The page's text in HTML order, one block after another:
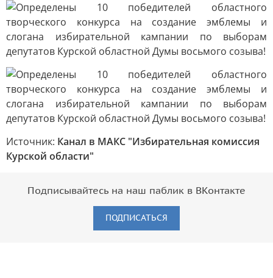
Источник: Канал в МАКС "Избирательная комиссия
Курской области"
Подписывайтесь на наш паблик в ВКонтакте
ПОДПИСАТЬСЯ